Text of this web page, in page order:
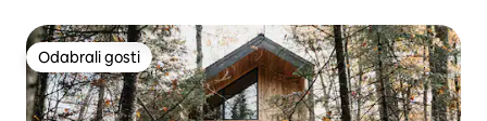
Odabrali gosti
Odabrali gosti